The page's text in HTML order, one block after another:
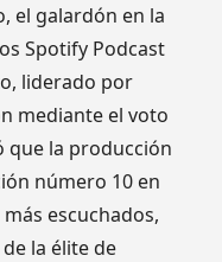
el galardón en la
Spotify Podcast
liderado por
mediante el voto
que la producción
número 10 en
escuchados,
la élite de